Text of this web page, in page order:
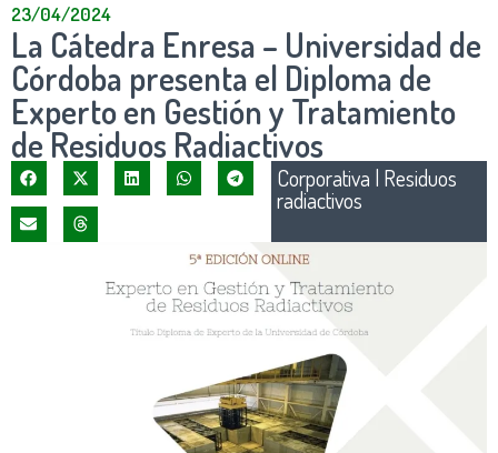
23/04/2024
La Cátedra Enresa – Universidad de
Córdoba presenta el Diploma de
Experto en Gestión y Tratamiento
de Residuos Radiactivos
Corporativa | Residuos
radiactivos